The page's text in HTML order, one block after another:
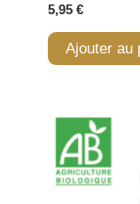
5,95 €
Ajouter au